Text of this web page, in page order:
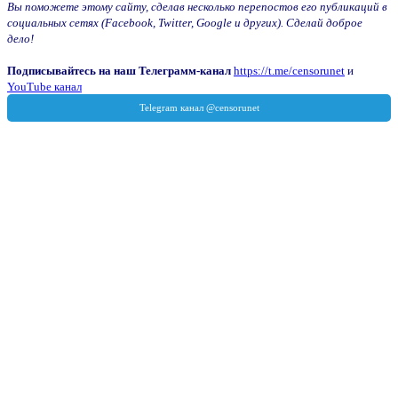
Вы поможете этому сайту, сделав несколько перепостов его публикаций в
социальных сетях (Facebook, Twitter, Google и других). Сделай доброе
дело!
Подписывайтесь на наш Телеграмм-канал https://t.me/censorunet и
YouTube канал